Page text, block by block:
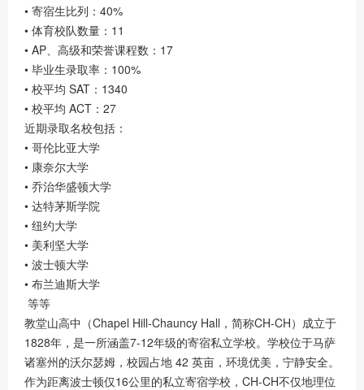
• 寄宿生比列：40%
• 体育校队数量：11
• AP、高级和荣誉课程数：17
• 毕业生录取率：100%
• 校平均 SAT：1340
• 校平均 ACT：27
近期录取名校包括：
• 哥伦比亚大学
• 康奈尔大学
• 乔治华盛顿大学
• 达特茅斯学院
• 纽约大学
• 美利坚大学
• 波士顿大学
• 布兰迪斯大学
等等
教堂山高中（Chapel Hill-Chauncy Hall，简称CH-CH）成立于
1828年，是一所涵盖7-12年级的寄宿私立学校。学校位于马萨
诸塞州的沃尔瑟姆，校园占地 42 英亩，环境优美，宁静安全。
作为距离波士顿仅16公里的私立寄宿学校，CH-CH不仅地理位